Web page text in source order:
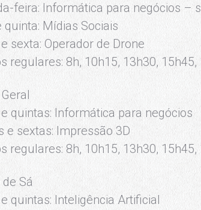
feira: Informática para negócios –
quinta: Mídias Sociais
sexta: Operador de Drone
regulares: 8h, 10h15, 13h30, 15h45,
quintas: Informática para negócios
e sextas: Impressão 3D
regulares: 8h, 10h15, 13h30, 15h45,
de Sá
quintas: Inteligência Artificial